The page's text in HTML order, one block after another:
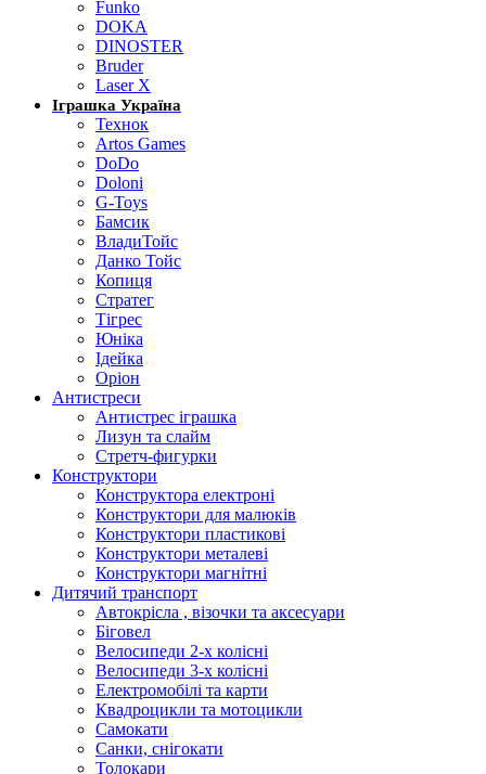
Funko
DOKA
DINOSTER
Bruder
Laser X
Іграшка Україна
Технок
Artos Games
DoDo
Doloni
G-Toys
Бамсик
ВладиТойс
Данко Тойс
Копиця
Стратег
Тігрес
Юніка
Ідейка
Оріон
Антистреси
Антистрес іграшка
Лизун та слайм
Стретч-фигурки
Конструктори
Конструктора електроні
Конструктори для малюків
Конструктори пластикові
Конструктори металеві
Конструктори магнітні
Дитячий транспорт
Автокрісла , візочки та аксесуари
Біговел
Велосипеди 2-х колісні
Велосипеди 3-х колісні
Електромобілі та карти
Квадроцикли та мотоцикли
Самокати
Санки, снігокати
Толокари